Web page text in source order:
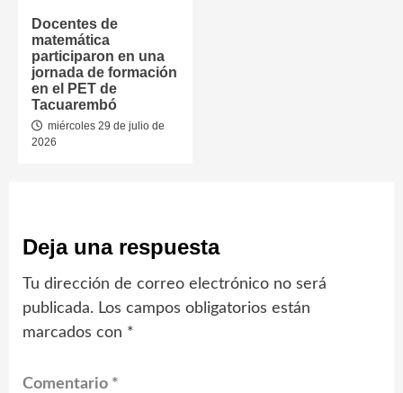
Docentes de
matemática
participaron en una
jornada de formación
en el PET de
Tacuarembó
miércoles 29 de julio de
2026
Deja una respuesta
Tu dirección de correo electrónico no será
publicada. Los campos obligatorios están
marcados con *
Comentario *